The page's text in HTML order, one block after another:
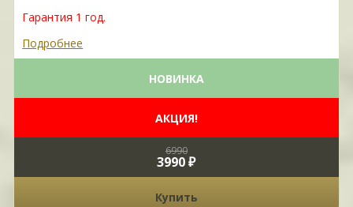
Гарантия 1 год.
Подробнее
НОВИНКА
АКЦИЯ!
6990
3990 ₽
Купить